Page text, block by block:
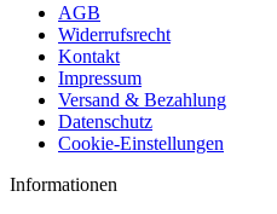
AGB
Widerrufsrecht
Kontakt
Impressum
Versand & Bezahlung
Datenschutz
Cookie-Einstellungen
Informationen